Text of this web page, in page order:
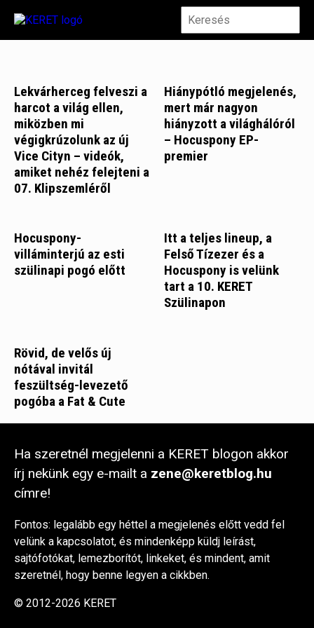
Lekvárherceg felveszi a
harcot a világ ellen,
miközben mi
végigkrúzolunk az új
Vice Cityn – videók,
amiket nehéz felejteni a
07. Klipszemléről
Hiánypótló megjelenés,
mert már nagyon
hiányzott a világhálóról
– Hocuspony EP-
premier
Hocuspony-
villáminterjú az esti
szülinapi pogó előtt
Itt a teljes lineup, a
Felső Tízezer és a
Hocuspony is velünk
tart a 10. KERET
Szülinapon
Rövid, de velős új
nótával invitál
feszültség-levezető
pogóba a Fat & Cute
Ha szeretnél megjelenni a KERET blogon akkor
írj nekünk egy e-mailt a zene@keretblog.hu
címre!
Fontos: legalább egy héttel a megjelenés előtt vedd fel
velünk a kapcsolatot, és mindenképp küldj leírást,
sajtófotókat, lemezborítót, linkeket, és mindent, amit
szeretnél, hogy benne legyen a cikkben.
© 2012-2026 KERET